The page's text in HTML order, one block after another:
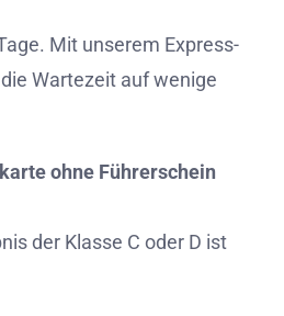
Mit unserem Express-
Wartezeit auf wenige
ohne Führerschein
der Klasse C oder D ist